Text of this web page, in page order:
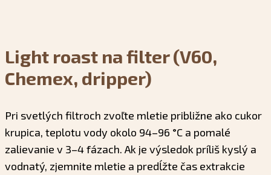
Light roast na filter (V60,
Chemex, dripper)
Pri svetlých filtroch zvoľte mletie približne ako cukor
krupica, teplotu vody okolo 94–96 °C a pomalé
zalievanie v 3–4 fázach. Ak je výsledok príliš kyslý a
vodnatý, zjemnite mletie a predĺžte čas extrakcie